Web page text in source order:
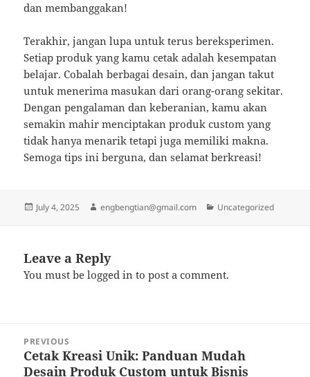
dan membanggakan!
Terakhir, jangan lupa untuk terus bereksperimen.
Setiap produk yang kamu cetak adalah kesempatan
belajar. Cobalah berbagai desain, dan jangan takut
untuk menerima masukan dari orang-orang sekitar.
Dengan pengalaman dan keberanian, kamu akan
semakin mahir menciptakan produk custom yang
tidak hanya menarik tetapi juga memiliki makna.
Semoga tips ini berguna, dan selamat berkreasi!
Posted
July 4, 2025 Author
engbengtian@gmail.com Categories
Uncategorized
Leave a Reply
You must belogged in to post a comment.
navigation
PREVIOUS
Previous
post:
Cetak Kreasi Unik: Panduan Mudah
Desain Produk Custom untuk Bisnis